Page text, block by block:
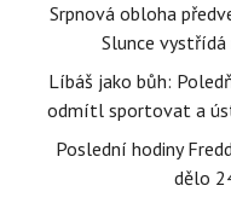
Srpnová obloha
Slunce
Líbáš jako bůh:
odmítl sportovat a
Poslední hodiny
dělo